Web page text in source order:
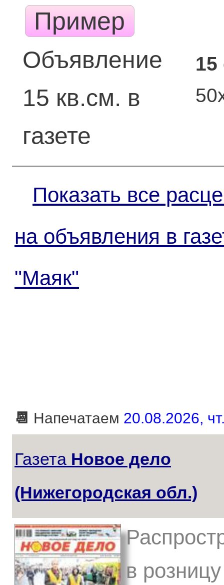
Пример
Объявление
15 кв.см. в
газете
Показать все
на объявления в
"Маяк"
📆 Напечатаем 20.08.2026,
Газета Новое дело
(Нижегородская обл.)
в